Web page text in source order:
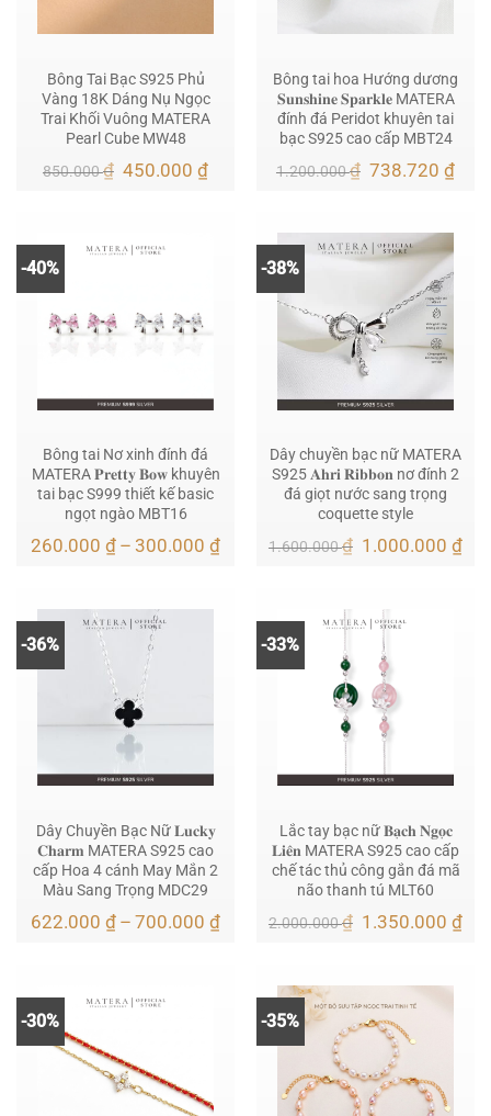
Bông Tai Bạc S925 Phủ
Vàng 18K Dáng Nụ Ngọc
Trai Khối Vuông MATERA
Pearl Cube MW48
850.000₫ Giá
450.000₫Giá
450.000 ₫.
Bông tai hoa Hướng dương
𝐒𝐮𝐧𝐬𝐡𝐢𝐧𝐞 𝐒𝐩𝐚𝐫𝐤𝐥𝐞 MATERA
đính đá Peridot khuyên tai
bạc S925 cao cấp MBT24
1.200.000₫ Giá
738.720₫Giá
-40%
Bông tai Nơ xinh đính đá
MATERA 𝐏𝐫𝐞𝐭𝐭𝐲 𝐁𝐨𝐰 khuyên
tai bạc S999 thiết kế basic
ngọt ngào MBT16
260.000 ₫ – 300.000 ₫Khoảng
300.000 ₫
-38%
Dây chuyền bạc nữ MATERA
S925 𝐀𝐡𝐫𝐢 𝐑𝐢𝐛𝐛𝐨𝐧 nơ đính 2
đá giọt nước sang trọng
coquette style
1.600.000₫ Giá
1.000.000₫Giá
-36%
Dây Chuyền Bạc Nữ 𝐋𝐮𝐜𝐤𝐲
𝐂𝐡𝐚𝐫𝐦 MATERA S925 cao
cấp Hoa 4 cánh May Mắn 2
Màu Sang Trọng MDC29
622.000 ₫ – 700.000 ₫Khoảng
700.000 ₫
-33%
Lắc tay bạc nữ 𝐁𝐚̣𝐜𝐡 𝐍𝐠𝐨̣𝐜
𝐋𝐢𝐞̂𝐧 MATERA S925 cao cấp
chế tác thủ công gắn đá mã
não thanh tú MLT60
2.000.000₫ Giá
1.350.000₫Giá
-30% -35%